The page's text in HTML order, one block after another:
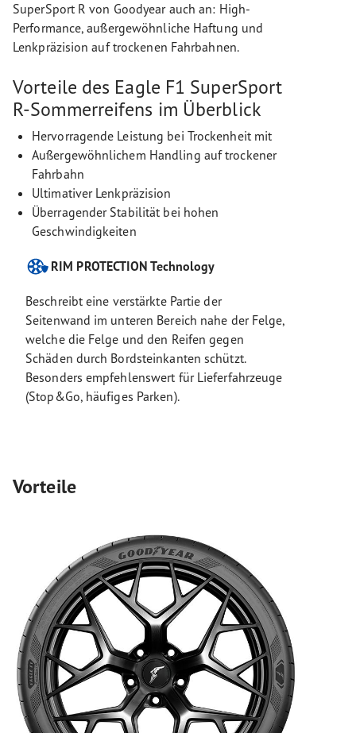
SuperSport R von Goodyear auch an: High-
Performance, außergewöhnliche Haftung und
Lenkpräzision auf trockenen Fahrbahnen.
Vorteile des Eagle F1 SuperSport
R-Sommerreifens im Überblick
Hervorragende Leistung bei Trockenheit mit
Außergewöhnlichem Handling auf trockener
Fahrbahn
Ultimativer Lenkpräzision
Überragender Stabilität bei hohen
Geschwindigkeiten
RIM PROTECTION Technology
Beschreibt eine verstärkte Partie der
Seitenwand im unteren Bereich nahe der Felge,
welche die Felge und den Reifen gegen
Schäden durch Bordsteinkanten schützt.
Besonders empfehlenswert für Lieferfahrzeuge
(Stop&Go, häufiges Parken).
Vorteile